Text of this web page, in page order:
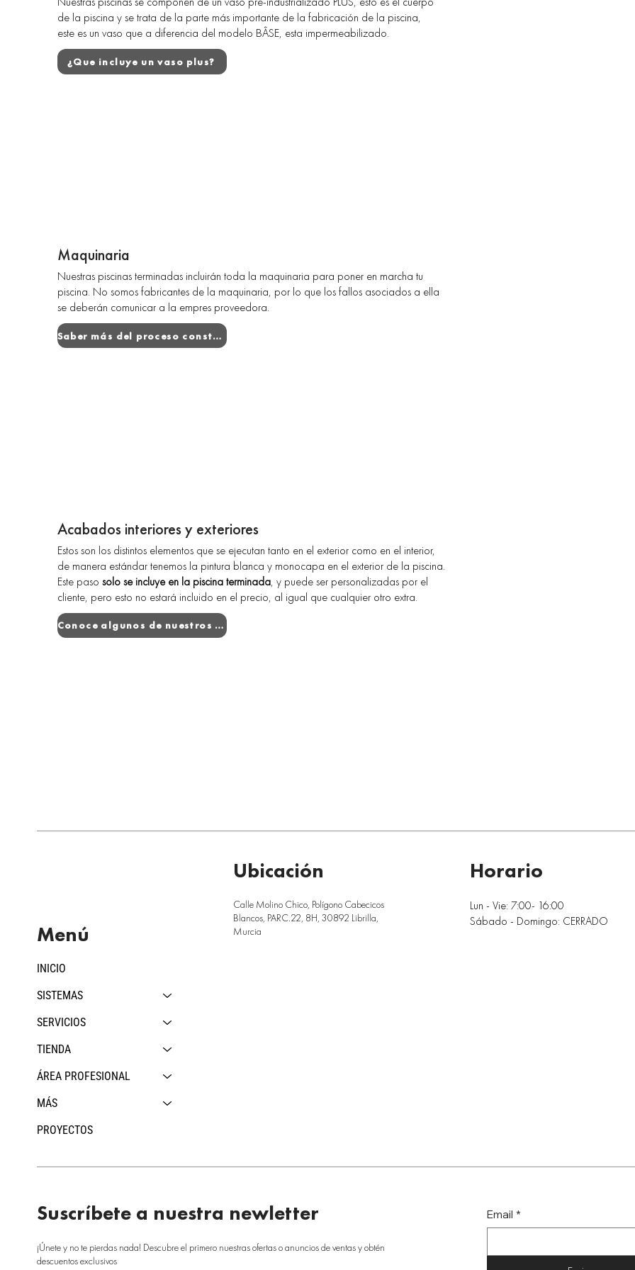
de la piscina y se trata de la parte más importante de la fabricación de la piscina,
este es un vaso que a diferencia del modelo BÂSE, esta impermeabilizado.
¿Que incluye un vaso plus?
Maquinaria
Nuestras piscinas terminadas incluirán toda la maquinaria para poner en marcha tu
piscina. No somos fabricantes de la maquinaria, por lo que los fallos asociados a ella
se deberán comunicar a la empres proveedora.
Saber más del proceso constructivo
Acabados interiores y exteriores
Estos son los distintos elementos que se ejecutan tanto en el exterior como en el interior,
de manera estándar tenemos la pintura blanca y monocapa en el exterior de la piscina.
Este paso solo se incluye en la piscina terminada, y puede ser personalizadas por el
cliente, pero esto no estará incluido en el precio, al igual que cualquier otro extra.
Conoce algunos de nuestros proyectos
INICIO
SISTEMAS
SERVICIOS
TIENDA
ÁREA PROFESIONAL
MÁS
PROYECTOS
Menú
Ubicación
Calle Molino Chico, Polígono Cabecicos
Blancos, PARC.22, 8H, 30892 Librilla,
Murcia
Lun - Vie: 7:00- 16:00
Sábado - Domingo: CERRADO
Horario
Suscríbete a nuestra newletter
¡Únete y no te pierdas nada! Descubre el primero nuestras ofertas o anuncios de ventas y obtén
descuentos exclusivos
Email *